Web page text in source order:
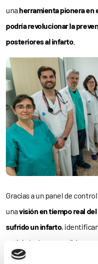
unaherramienta pionera en
podría revolucionar la
posteriores al infarto.
Gracias a un panel de
unavisión en tiempo real
sufrido un infarto,
anticipándose a posibles
preventivas más efectivas.